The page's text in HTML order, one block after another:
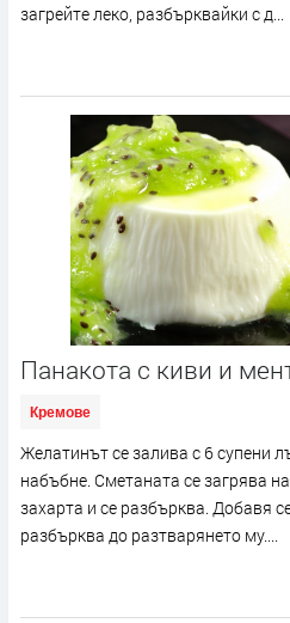
загрейте леко, разбърквайки с д...
Панакота с киви и
Кремове
Желатинът се залива с 6 супени
набъбне. Сметаната се загрява
захарта и се разбърква. Добавя
разбърква до разтварянето му....